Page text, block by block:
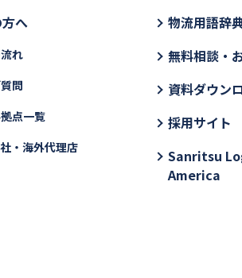
へ
れ
問
点一覧
・海外代理店
物流用語辞
無料相談・
資料ダウン
採用サイト
Sanritsu
America